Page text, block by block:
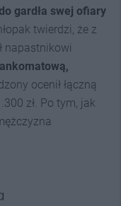
gardła swej ofiary
twierdzi, że z
napastnikowi
ocenił łączną
zł. Po tym, jak